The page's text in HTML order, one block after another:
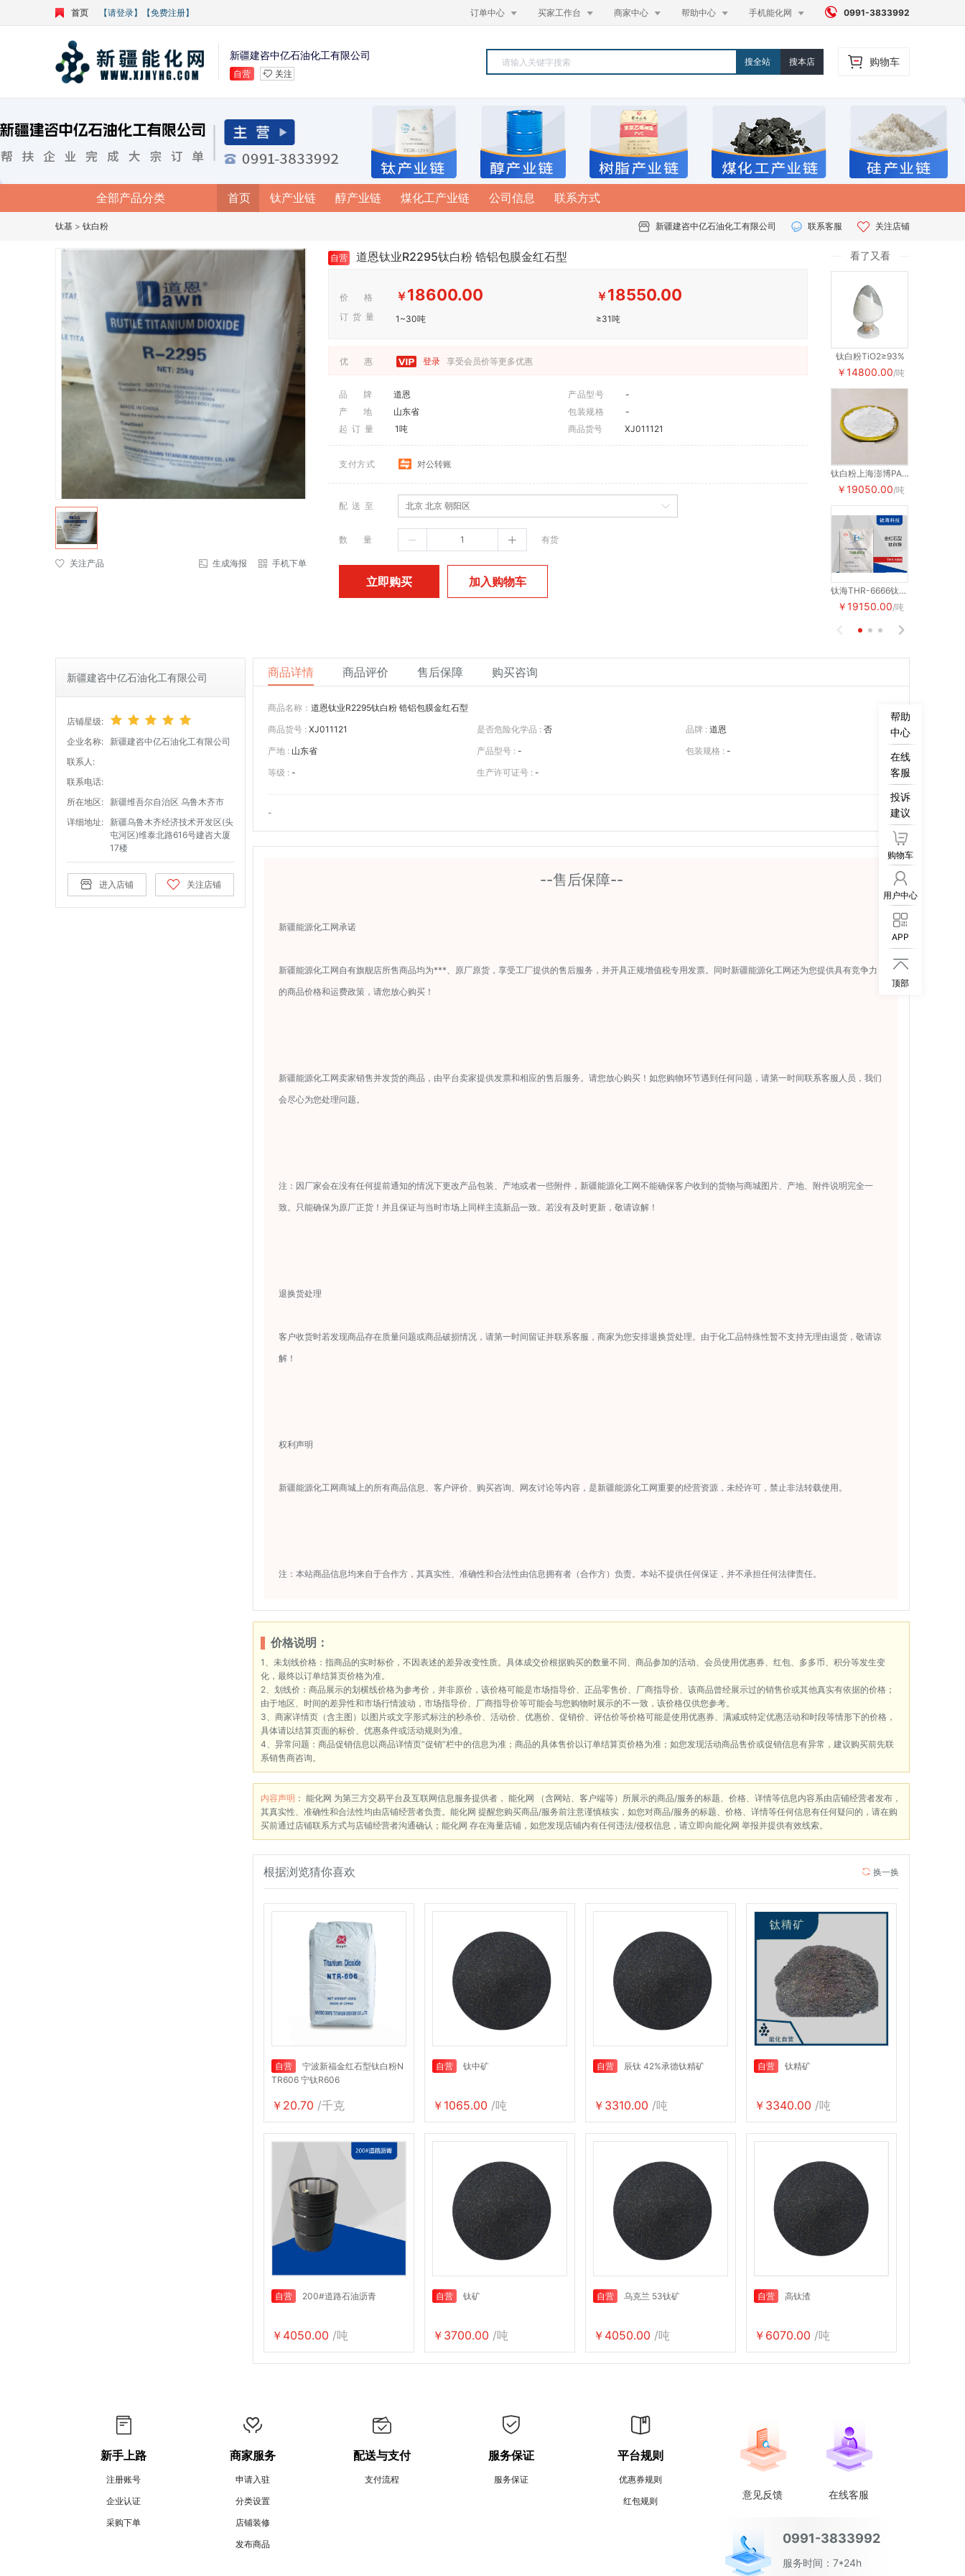
首页 【请登录】 【免费注册】 订单中心  买家工作台  商家中心  帮助中心  手机能化网   0991-3833992
新疆建咨中亿石油化工有限公司
自营 关注
搜全站 搜本店 购物车
全部产品分类 首页 钛产业链 醇产业链 煤化工产业链 公司信息 联系方式
钛基 > 钛白粉 新疆建咨中亿石油化工有限公司 联系客服 关注店铺
关注产品 生成海报 手机下单
自营 道恩钛业R2295钛白粉 锆铝包膜金红石型
价 格
订 货 量
￥18600.00
1~30吨
￥18550.00
≥31吨
优 惠 登录 享受会员价等更多优惠
品 牌 道恩 产品型号
-
产 地
山东省 包装规格
-
起 订 量
1吨 商品货号 XJ011121
支付方式 对公转账
配 送 至 北京 北京 朝阳区
数 量 有货
立即购买 加入购物车
看了又看
钛白粉TiO2≥93%
￥14800.00/吨
钛白粉上海澎博PA-101
￥19050.00/吨
钛海THR-6666钛白粉 金红石型钛白粉 色母粒塑料用二氧化钛
￥19150.00/吨

新疆建咨中亿石油化工有限公司
店铺星级:
企业名称:
新疆建咨中亿石油化工有限公司
联系人:
联系电话:
所在地区:
新疆维吾尔自治区 乌鲁木齐市
详细地址:
新疆乌鲁木齐经济技术开发区(头
屯河区)维泰北路616号建咨大厦
17楼
进入店铺 关注店铺
商品详情 商品评价 售后保障 购买咨询
商品名称： 道恩钛业R2295钛白粉 锆铝包膜金红石型
商品货号 : XJ011121 是否危险化学品 : 否 品牌 : 道恩
产地 : 山东省 产品型号 : - 包装规格 : -
等级 : - 生产许可证号 : -
-
--售后保障--
新疆能源化工网承诺
新疆能源化工网自有旗舰店所售商品均为***、原厂原货，享受工厂提供的售后服务，并开具正规增值税专用发票。同时新疆能源化工网还为您提供具有竞争力
的商品价格和运费政策，请您放心购买！
新疆能源化工网卖家销售并发货的商品，由平台卖家提供发票和相应的售后服务。请您放心购买！如您购物环节遇到任何问题，请第一时间联系客服人员，我们
会尽心为您处理问题。
注：因厂家会在没有任何提前通知的情况下更改产品包装、产地或者一些附件，新疆能源化工网不能确保客户收到的货物与商城图片、产地、附件说明完全一
致。只能确保为原厂正货！并且保证与当时市场上同样主流新品一致。若没有及时更新，敬请谅解！
退换货处理
客户收货时若发现商品存在质量问题或商品破损情况，请第一时间留证并联系客服，商家为您安排退换货处理。由于化工品特殊性暂不支持无理由退货，敬请谅
解！
权利声明
新疆能源化工网商城上的所有商品信息、客户评价、购买咨询、网友讨论等内容，是新疆能源化工网重要的经营资源，未经许可，禁止非法转载使用。
注：本站商品信息均来自于合作方，其真实性、准确性和合法性由信息拥有者（合作方）负责。本站不提供任何保证，并不承担任何法律责任。
价格说明：
1、未划线价格：指商品的实时标价，不因表述的差异改变性质。具体成交价根据购买的数量不同、商品参加的活动、会员使用优惠券、红包、多多币、积分等发生变
化，最终以订单结算页价格为准。
2、划线价：商品展示的划横线价格为参考价，并非原价，该价格可能是市场指导价、正品零售价、厂商指导价、该商品曾经展示过的销售价或其他真实有依据的价格；
由于地区、时间的差异性和市场行情波动，市场指导价、厂商指导价等可能会与您购物时展示的不一致，该价格仅供您参考。
3、商家详情页（含主图）以图片或文字形式标注的秒杀价、活动价、优惠价、促销价、评估价等价格可能是使用优惠券、满减或特定优惠活动和时段等情形下的价格，
具体请以结算页面的标价、优惠条件或活动规则为准。
4、异常问题：商品促销信息以商品详情页“促销”栏中的信息为准；商品的具体售价以订单结算页价格为准；如您发现活动商品售价或促销信息有异常，建议购买前先联
系销售商咨询。
内容声明 ： 能化网 为第三方交易平台及互联网信息服务提供者， 能化网 （含网站、客户端等）所展示的商品/服务的标题、价格、详情等信息内容系由店铺经营者发布，
其真实性、准确性和合法性均由店铺经营者负责。能化网 提醒您购买商品/服务前注意谨慎核实，如您对商品/服务的标题、价格、详情等任何信息有任何疑问的，请在购
买前通过店铺联系方式与店铺经营者沟通确认；能化网 存在海量店铺，如您发现店铺内有任何违法/侵权信息，请立即向能化网 举报并提供有效线索。
根据浏览猜你喜欢 换一换
自营
宁波新福金红石型钛白粉N
TR606 宁钛R606
￥20.70 /千克
自营 钛中矿
￥1065.00 /吨
自营 辰钛 42%承德钛精矿
￥3310.00 /吨
自营 钛精矿
￥3340.00 /吨
自营 200#道路石油沥青
￥4050.00 /吨
自营 钛矿
￥3700.00 /吨
自营 乌克兰 53钛矿
￥4050.00 /吨
自营 高钛渣
￥6070.00 /吨
帮助
中心
在线
客服
投诉
建议
购物车
用户中心
APP

顶部
新手上路
注册账号
企业认证
采购下单
商家服务
申请入驻
分类设置
店铺装修
发布商品
配送与支付
支付流程
服务保证
服务保证
平台规则
优惠券规则
红包规则
意见反馈 在线客服
0991-3833992
服务时间：7*24h